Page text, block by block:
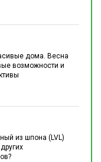
дома. Весна
возможности и
из шпона (LVL)